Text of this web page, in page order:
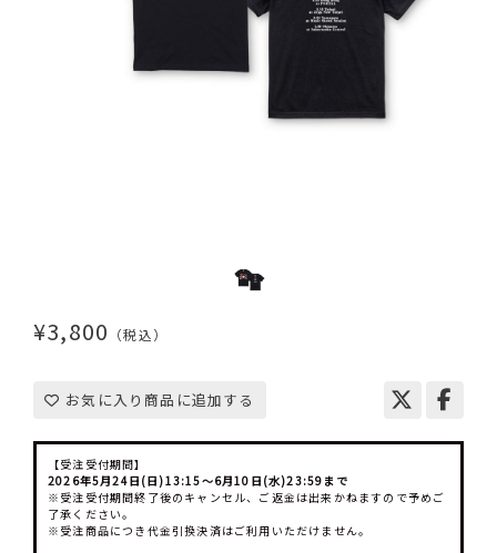
¥3,800 （税込）
お気に入り商品に追加する
【受注受付期間】
2026年5月24日(日)13:15～6月10日(水)23:59まで
※受注受付期間終了後のキャンセル、ご返金は出来かねますので予めご
了承ください。
※受注商品につき代金引換決済はご利用いただけません。